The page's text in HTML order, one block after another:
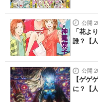
公開
「花よ
誰？【
公開
【ゲゲ
に？【